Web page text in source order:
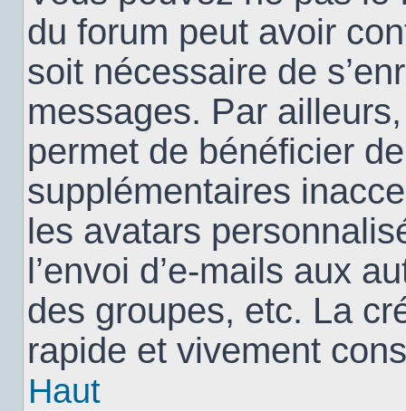
du forum peut avoir
soit nécessaire de
messages. Par
permet de bénéficier
supplémentaires
les avatars
l’envoi d’e-mails aux
des groupes, etc. La
rapide et vivement
Haut